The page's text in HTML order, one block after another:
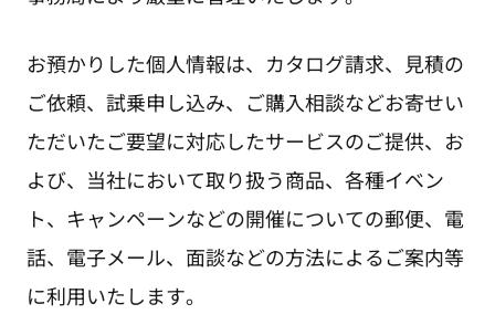
お預かりした個人情報は、カタログ請求、見積の
ご依頼、試乗申し込み、ご購入相談などお寄せい
ただいたご要望に対応したサービスのご提供、お
よび、当社において取り扱う商品、各種イベン
ト、キャンペーンなどの開催についての郵便、電
話、電子メール、面談などの方法によるご案内等
に利用いたします。